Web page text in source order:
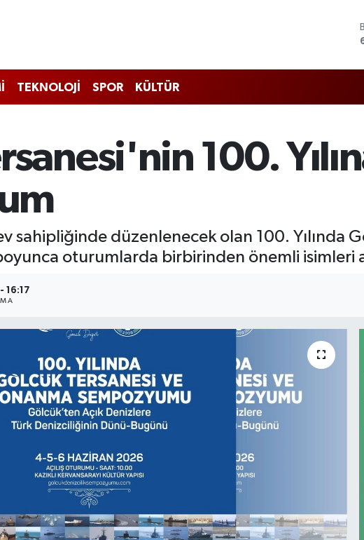
TEKNOLOJİ SPOR KÜLTÜR
100.
sahipliğinde düzenlenecek olan 100. Yılında
oturumlarda birbirinden önemli isimleri
16:17